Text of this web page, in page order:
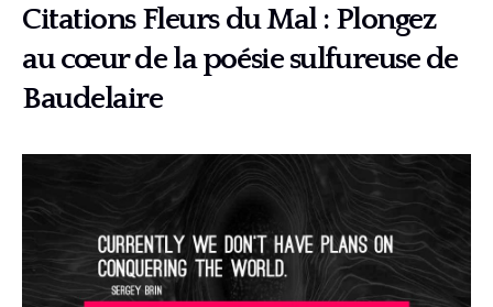
Citations Fleurs du Mal : Plongez
au cœur de la poésie sulfureuse de
Baudelaire